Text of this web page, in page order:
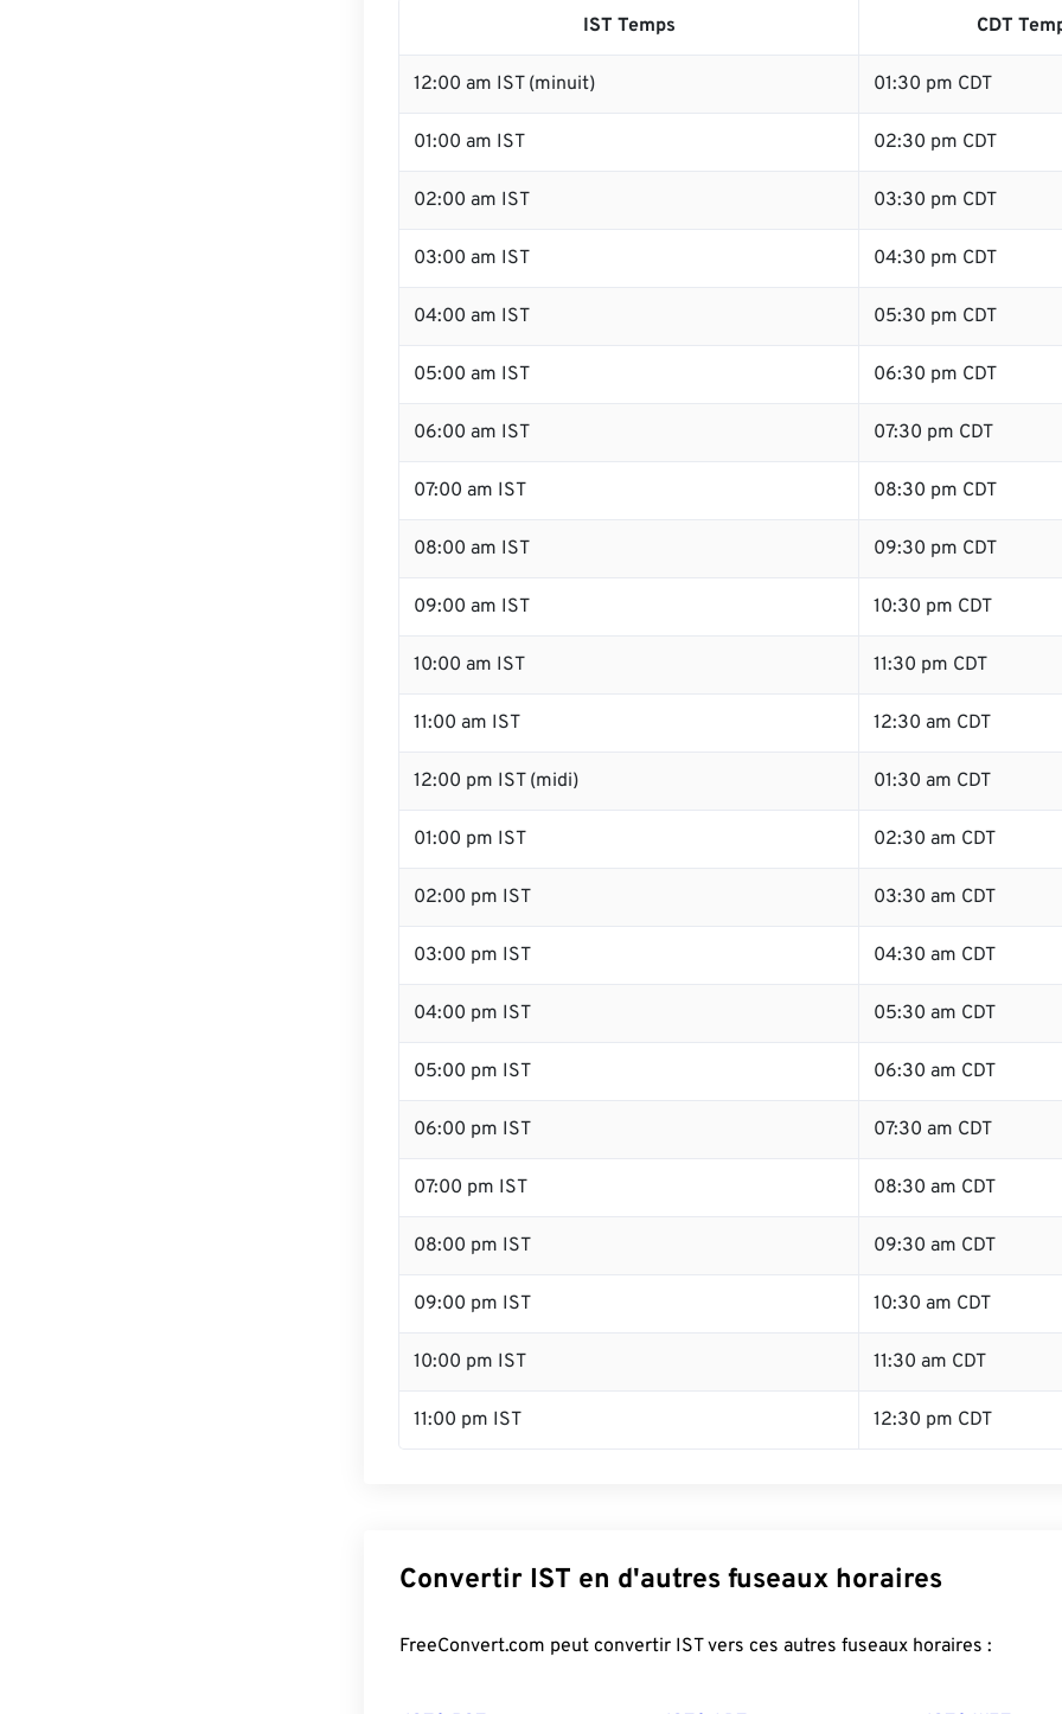
IST Temps CDT
12:00 am IST (minuit) 01:30 pm CDT
01:00 am IST 02:30 pm CDT
02:00 am IST 03:30 pm CDT
03:00 am IST 04:30 pm CDT
04:00 am IST 05:30 pm CDT
05:00 am IST 06:30 pm CDT
06:00 am IST 07:30 pm CDT
07:00 am IST 08:30 pm CDT
08:00 am IST 09:30 pm CDT
09:00 am IST 10:30 pm CDT
10:00 am IST 11:30 pm CDT
11:00 am IST 12:30 am CDT
12:00 pm IST (midi) 01:30 am CDT
01:00 pm IST 02:30 am CDT
02:00 pm IST 03:30 am CDT
03:00 pm IST 04:30 am CDT
04:00 pm IST 05:30 am CDT
05:00 pm IST 06:30 am CDT
06:00 pm IST 07:30 am CDT
07:00 pm IST 08:30 am CDT
08:00 pm IST 09:30 am CDT
09:00 pm IST 10:30 am CDT
10:00 pm IST 11:30 am CDT
11:00 pm IST 12:30 pm CDT
Convertir IST en d'autres fuseaux horaires
FreeConvert.com peut convertir IST vers ces autres fuseaux horaires :